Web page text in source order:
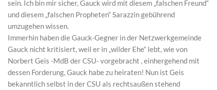
sein. Ich bin mir sicher, Gauck wird mit diesem „falschen Freund“
und diesem „falschen Propheten“ Sarazzin gebührend
umzugehen wissen.
Immerhin haben die Gauck-Gegner in der Netzwerkgemeinde
Gauck nicht kritisiert, weil er in „wilder Ehe“ lebt, wie von
Norbert Geis -MdB der CSU- vorgebracht , einhergehend mit
dessen Forderung, Gauck habe zu heiraten! Nun ist Geis
bekanntlich selbst in der CSU als rechtsaußen stehend